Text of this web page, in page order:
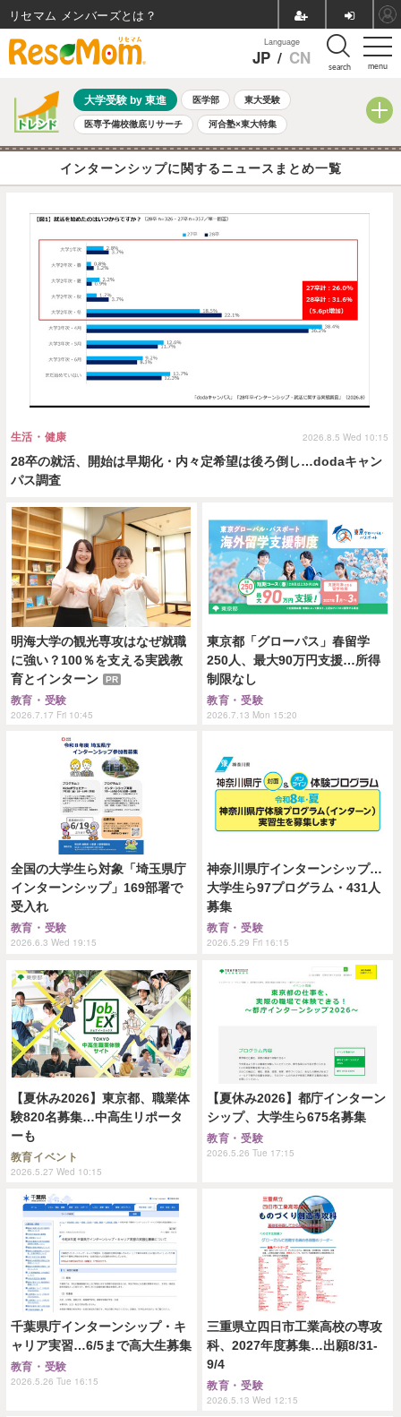
menu
Language
JP / CN search
大学受験 by 東進 医学部 東大受験
医専予備校徹底リサーチ 河合塾×東大特集
親子で考える大学選び 高校受験 中学受験 小学校受験
共通テスト 夏休み 8月開催学校説明会・相談会
自由研究教材（小学生向け） 自由研究教材（中学生向け）
インターンシップに関するニュースまとめ一覧
28卒の就活、開始は早期化・内々定希望は後ろ倒し…dodaキャン
パス調査
生活・健康 2026.8.5 Wed 10:15
明海大学の観光専攻はなぜ就職
に強い？100％を支える実践教
育とインターン
PR
教育・受験
2026.7.17 Fri 10:45
東京都「グローパス」春留学
250人、最大90万円支援…所得
制限なし
教育・受験
2026.7.13 Mon 15:20
全国の大学生ら対象「埼玉県庁
インターンシップ」169部署で
受入れ
教育・受験
2026.6.3 Wed 19:15
神奈川県庁インターンシップ…
大学生ら97プログラム・431人
募集
教育・受験
2026.5.29 Fri 16:15
【夏休み2026】東京都、職業体
験820名募集…中高生リポータ
ーも
教育イベント
2026.5.27 Wed 10:15
【夏休み2026】都庁インターン
シップ、大学生ら675名募集
教育・受験
2026.5.26 Tue 17:15
千葉県庁インターンシップ・キ
ャリア実習…6/5まで高大生募集
教育・受験
2026.5.26 Tue 16:15
三重県立四日市工業高校の専攻
科、2027年度募集…出願8/31-
9/4
教育・受験
2026.5.13 Wed 12:15
リセマム メンバーズ